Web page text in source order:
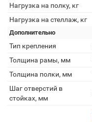
Нагрузка на полку, кг
Нагрузка на стеллаж, кг
Дополнительно
Тип крепления
Толщина рамы, мм
Толщина полки, мм
Шаг отверстий в
стойках, мм